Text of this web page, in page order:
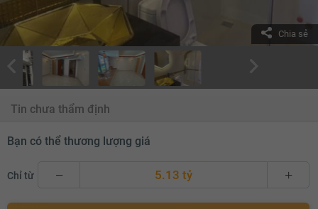
Chia sẻ
Tin chưa thẩm định
Bạn có thể thương lượng giá
Chỉ từ 5.13 tỷ